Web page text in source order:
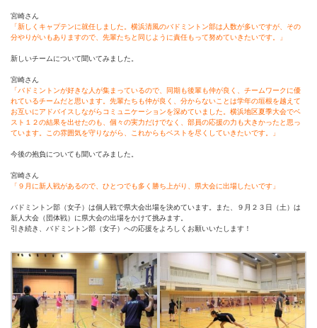
宮崎さん
「新しくキャプテンに就任しました。横浜清風のバドミントン部は人数が多いですが、その
分やりがいもありますので、先輩たちと同じように責任もって努めていきたいです。」
新しいチームについて聞いてみました。
宮崎さん
「バドミントンが好きな人が集まっているので、同期も後輩も仲が良く、チームワークに優
れているチームだと思います。先輩たちも仲が良く、分からないことは学年の垣根を越えて
お互いにアドバイスしながらコミュニケーションを深めていました。横浜地区夏季大会でベ
スト１２の結果を出せたのも、個々の実力だけでなく、部員の応援の力も大きかったと思っ
ています。この雰囲気を守りながら、これからもベストを尽くしていきたいです。」
今後の抱負についても聞いてみました。
宮崎さん
「９月に新人戦があるので、ひとつでも多く勝ち上がり、県大会に出場したいです」
バドミントン部（女子）は個人戦で県大会出場を決めています。また、９月２３日（土）は
新人大会（団体戦）に県大会の出場をかけて挑みます。
引き続き、バドミントン部（女子）への応援をよろしくお願いいたします！